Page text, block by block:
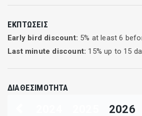
ΕΚΠΤΏΣΕΙΣ
Early bird discount: 5% at least6
Last minute discount: 15% up to 15
ΔΙΑΘΕΣΙΜΌΤΗΤΑ
2026